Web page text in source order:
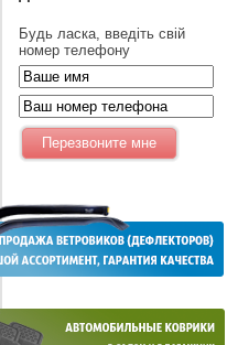
Будь ласка, введіть свій
номер телефону